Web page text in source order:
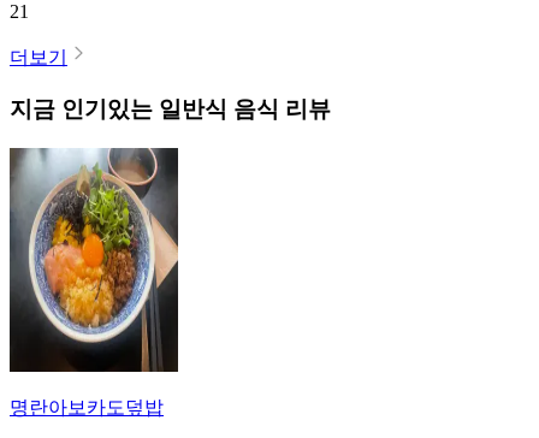
21
더보기
지금 인기있는 일반식 음식 리뷰
명란아보카도덮밥